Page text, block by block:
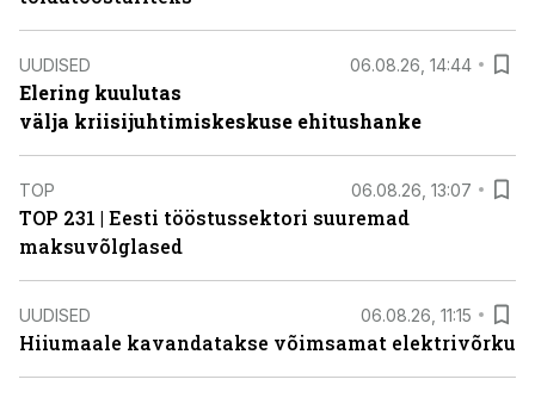
UUDISED 06.08.26, 14:44
Elering kuulutas
välja kriisijuhtimiskeskuse ehitushanke
TOP 06.08.26, 13:07
TOP 231 | Eesti tööstussektori suuremad
maksuvõlglased
UUDISED 06.08.26, 11:15
Hiiumaale kavandatakse võimsamat elektrivõrku